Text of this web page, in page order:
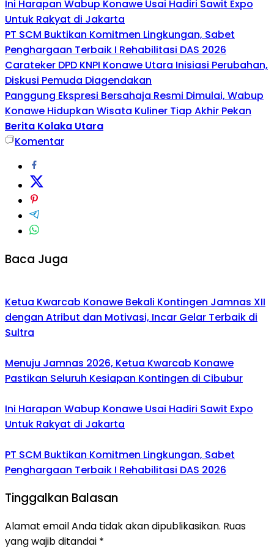
Ini Harapan Wabup Konawe Usai Hadiri Sawit Expo
Untuk Rakyat di Jakarta
PT SCM Buktikan Komitmen Lingkungan, Sabet
Penghargaan Terbaik I Rehabilitasi DAS 2026
Carateker DPD KNPI Konawe Utara Inisiasi Perubahan,
Diskusi Pemuda Diagendakan
Panggung Ekspresi Bersahaja Resmi Dimulai, Wabup
Konawe Hidupkan Wisata Kuliner Tiap Akhir Pekan
Berita Kolaka Utara
Komentar
Baca Juga
Ketua Kwarcab Konawe Bekali Kontingen Jamnas XII
dengan Atribut dan Motivasi, Incar Gelar Terbaik di
Sultra
Menuju Jamnas 2026, Ketua Kwarcab Konawe
Pastikan Seluruh Kesiapan Kontingen di Cibubur
Ini Harapan Wabup Konawe Usai Hadiri Sawit Expo
Untuk Rakyat di Jakarta
PT SCM Buktikan Komitmen Lingkungan, Sabet
Penghargaan Terbaik I Rehabilitasi DAS 2026
Tinggalkan Balasan
Alamat email Anda tidak akan dipublikasikan. Ruas
yang wajib ditandai *